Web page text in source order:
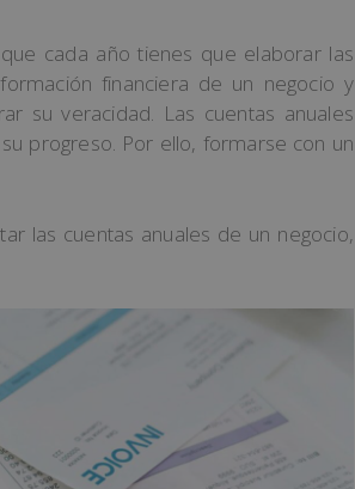
cada año tienes que elaborar las
financiera de un negocio y
su veracidad. Las cuentas anuales
progreso. Por ello, formarse con un
las cuentas anuales de un negocio,